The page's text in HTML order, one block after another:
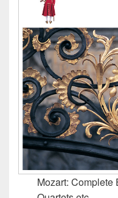
Mozart: Complete